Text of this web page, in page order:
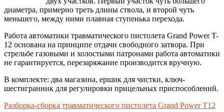
диаметра, примерно треть длины ствола, и второй чуть
меньшего, между ними плавная ступенька перехода.
Работа автоматики травматического пистолета Grand Power T-
12 основана на принципе отдачи свободного затвора. При
стрельбе газовыми и холостыми патронами работа автоматики
не гарантируется, перезаряжание производится вручную.
В комплекте: два магазина, ершик для чистки, ключ-
шестигранник для регулировки прицельных приспособлений.
Разборка-сборка травматического пистолета Grand Power T12